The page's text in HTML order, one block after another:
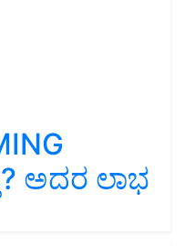
ಅದರ ಲಾಭ